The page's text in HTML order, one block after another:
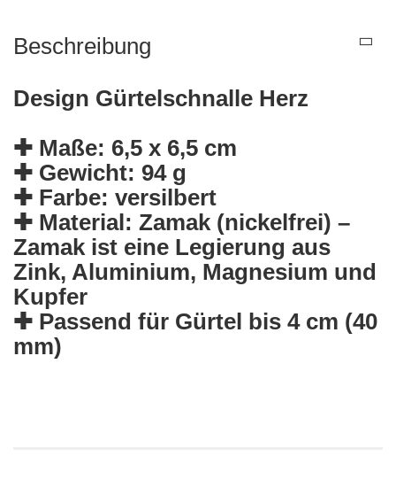
Beschreibung
Design Gürtelschnalle Herz
✚ Maße: 6,5 x 6,5 cm
✚ Gewicht: 94 g
✚ Farbe: versilbert
✚ Material: Zamak (nickelfrei) –
Zamak ist eine Legierung aus
Zink, Aluminium, Magnesium und
Kupfer
✚ Passend für Gürtel bis 4 cm (40
mm)